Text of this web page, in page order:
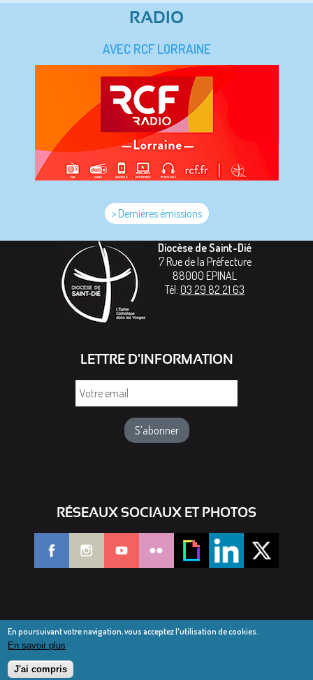
RADIO
AVEC RCF LORRAINE
> Dernières émissions
Diocèse de Saint-Dié
7 Rue de la Préfecture
88000 EPINAL
Tél: 03 29 82 21 63
LETTRE D'INFORMATION
RÉSEAUX SOCIAUX ET PHOTOS
© Diocèse de Saint-Dié 2016-2025
En poursuivant votre navigation, vous acceptez l'utilisation de cookies.
En savoir plus
J'ai compris